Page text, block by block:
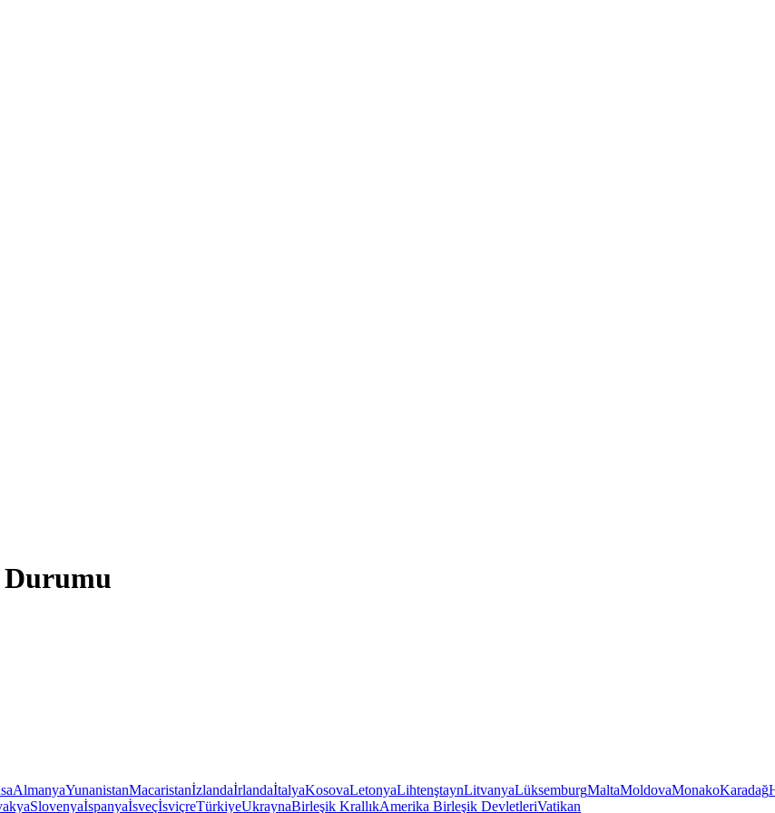
Durumu
AlmanyaYunanistanMacaristanİzlandaİrlandaİtalyaKosovaLetonyaLihtenştaynLitvanyaLüksemburgMaltaMoldovaMonakoKaradağ
SlovenyaİspanyaİsveçİsviçreTürkiyeUkraynaBirleşik KrallıkAmerika Birleşik DevletleriVatikan